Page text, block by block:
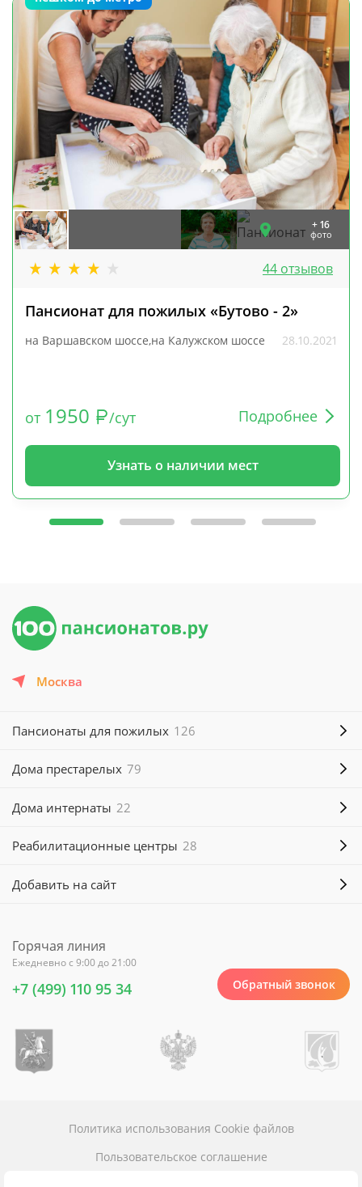
+ 16
фото
44 отзывов
Пансионат для пожилых «Бутово - 2»
на Варшавском шоссе,на Калужском шоссе 28.10.2021
от 1950 /сут Подробнее
Узнать о наличии мест
Москва
Добавить на сайт
Пансионаты для пожилых 126
Дома престарелых 79
Дома интернаты 22
Реабилитационные центры 28
Горячая линия
Ежедневно с 9:00 до 21:00
+7 (499) 110 95 34 Обратный звонок
Пользовательское соглашение
Политика использования Cookie файлов